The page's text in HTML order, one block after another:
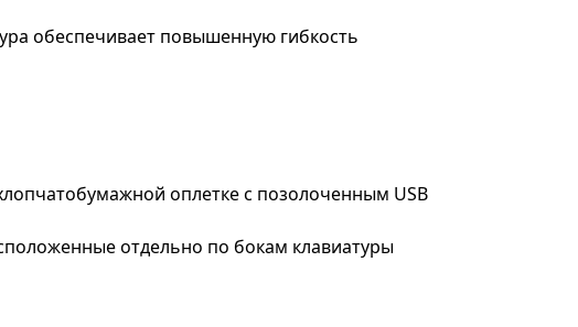
обеспечивает повышенную гибкость
оплетке с позолоченным USB
отдельно по бокам клавиатуры